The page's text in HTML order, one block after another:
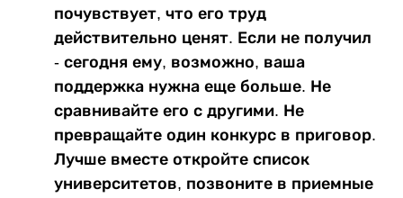
почувствует, что его труд
действительно ценят. Если не получил
- сегодня ему, возможно, ваша
поддержка нужна еще больше. Не
сравнивайте его с другими. Не
превращайте один конкурс в приговор.
Лучше вместе откройте список
университетов, позвоните в приемные